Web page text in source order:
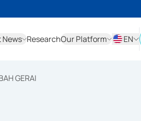
News ResearchOur Platform
EN
GERAI